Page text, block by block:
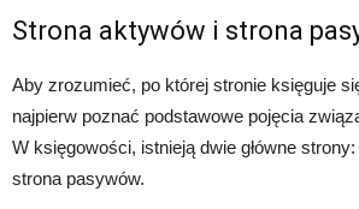
Strona aktywów i strona
Aby zrozumieć, po której stronie księguje
najpierw poznać podstawowe pojęcia
W księgowości, istnieją dwie główne
strona pasywów.